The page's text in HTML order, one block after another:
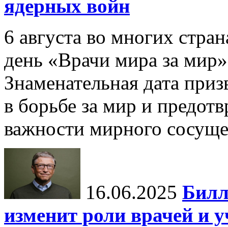
ядерных войн
6 августа во многих
день «Врачи мира за
Знаменательная дата
в борьбе за мир и
важности мирного
16.06.2025
изменит роли врачей и